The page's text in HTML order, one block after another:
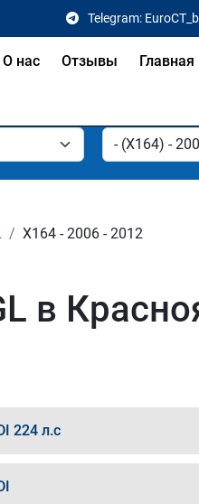
Telegram:
О нас Отзывы Главная
X164 - 2006 - 2012
в
224 л.с